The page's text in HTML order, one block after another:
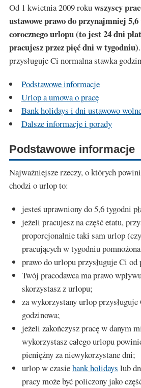
Od 1 kwietnia 2009 rokuwszyscy
ustawowe prawo do przynajmniej 5,6
corocznego urlopu (to jest 24 dni
pracujesz przez pięć dni w tygodniu)
przysługuje Ci normalna stawka
Podstawowe informacje
Urlop a umowa o pracę
Bank holidays i dni ustawowo
Dalsze informacje i porady
Podstawowe informacje
Najważniejsze rzeczy, o których
chodzi o urlop to:
jesteś uprawniony do 5,6 tygodni
jeżeli pracujesz na część etatu,
proporcjonalnie taki sam urlop
pracujących w tygodniu
prawo do urlopu przysługuje Ci
Twój pracodawca ma prawo
skorzystasz z urlopu;
za wykorzystany urlop
godzinowa;
jeżeli zakończysz pracę w danym
wykorzystasz całego urlopu
pieniężny za niewykorzystane dni;
urlop w czasiebank holidays lub
pracy może być policzony jako